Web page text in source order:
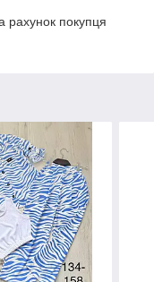
рахунок покупця